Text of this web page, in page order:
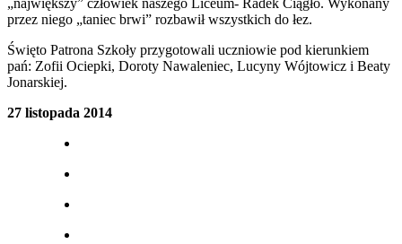
przez niego „taniec brwi” rozbawił wszystkich do łez.
Święto Patrona Szkoły przygotowali uczniowie pod kierunkiem
pań: Zofii Ociepki, Doroty Nawaleniec, Lucyny Wójtowicz i Beaty
Jonarskiej.
27 listopada 2014